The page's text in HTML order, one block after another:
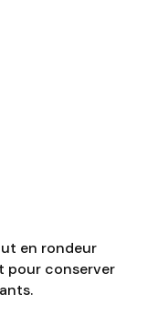
en rondeur
pour conserver